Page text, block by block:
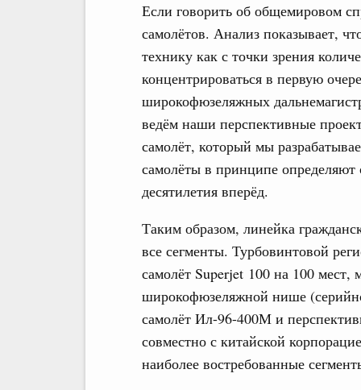
Если говорить об общемировом
самолётов. Анализ показывает,
технику как с точки зрения
концентрироваться в первую
широкофюзеляжных
ведём наши перспективные
самолёт, который мы
самолёты в принципе определяют
десятилетия вперёд.
Таким образом, линейка
все сегменты. Турбовинтовой
самолёт Superjet 100 на 100
широкофюзеляжной нише
самолёт Ил-96-400М и
совместно с китайской
наиболее востребованные